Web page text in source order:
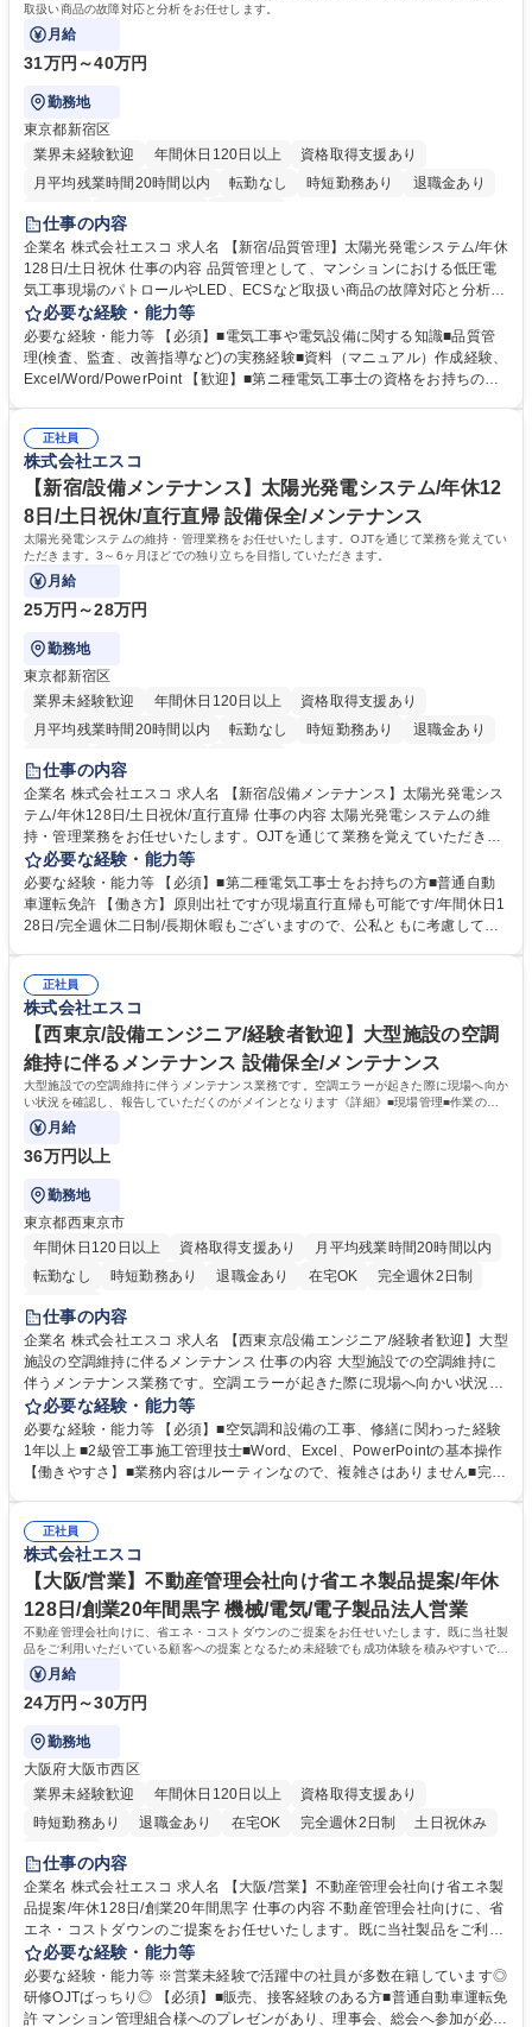
取扱い商品の故障対応と分析をお任せします。
月給
31万円～40万円
勤務地
東京都新宿区
業界未経験歓迎
年間休日120日以上
資格取得支援あり
月平均残業時間20時間以内
転勤なし 時短勤務あり
退職金あり
在宅OK
完全週休2日制
仕事の内容
企業名 株式会社エスコ 求人名 【新宿/品質管理】太陽光発電システム/年休
128日/土日祝休 仕事の内容 品質管理として、マンションにおける低圧電
気工事現場のパトロールやLED、ECSなど取扱い商品の故障対応と分析を
お任せします。 《詳細》■現場が安全を確保しつつ仕様通りに施工されて
いるか管理、指導■不点灯や不具合が起きた際に検査機を使用し原因調査
と分析《メイン製品》LED、電子ブレーカー等《研修》入社後は座学で商
品説明(電子ブレーカー分解等)を行い、小規模案件から実際に立ち会いを
す。 募集職種 【新宿/品質管理】太陽光発電システム/年休128日/土日祝休
必要な経験・能力等
必要な経験・能力等 【必須】■電気工事や電気設備に関する知識■品質管
理(検査、監査、改善指導など)の実務経験■資料（マニュアル）作成経験、
Excel/Word/PowerPoint 【歓迎】■第ニ種電気工事士の資格をお持ちの方■
現場直行直帰も可能です/年間休日128日/完全週休二日制/長期休暇もござ
いますので、公私ともに考慮して働くことができます【魅力】電気施工管
理、保安点検、営業などいろいろな職種にチャレンジできるプラットフォ
ームがあります。 学歴・資格 学歴：大学院 大学 高専 短大 専修学校 高校
語学力： 資格：
正社員
株式会社エスコ
【新宿/設備メンテナンス】太陽光発電システム/年休12
8日/土日祝休/直行直帰 設備保全/メンテナンス
太陽光発電システムの維持・管理業務をお任せいたします。OJTを通じて業務を覚えてい
ただきます。3～6ヶ月ほどでの独り立ちを目指していただきます。
月給
25万円～28万円
勤務地
東京都新宿区
業界未経験歓迎
年間休日120日以上
資格取得支援あり
月平均残業時間20時間以内
転勤なし 時短勤務あり
退職金あり
在宅OK
完全週休2日制
仕事の内容
企業名 株式会社エスコ 求人名 【新宿/設備メンテナンス】太陽光発電シス
テム/年休128日/土日祝休/直行直帰 仕事の内容 太陽光発電システムの維
持・管理業務をお任せいたします。OJTを通じて業務を覚えていただきま
す。3～6ヶ月ほどでの独り立ちを目指していただきます。 工場やドラッ
クストア、スーパーなどの店舗の屋根、遊休地に設置された発電設備、カ
ーポート型の発電設備など様々な現場で作業を行います。点検だけでな
く、故障した機器の交換、運転開始前の試験など、様々な業務を主に日中
発電システム/年休128日/土日祝休/直行直帰
必要な経験・能力等
必要な経験・能力等 【必須】■第二種電気工事士をお持ちの方■普通自動
車運転免許 【働き方】原則出社ですが現場直行直帰も可能です/年間休日1
28日/完全週休二日制/長期休暇もございますので、公私ともに考慮して働
正社員
株式会社エスコ
【西東京/設備エンジニア/経験者歓迎】大型施設の空調
維持に伴るメンテナンス 設備保全/メンテナンス
大型施設での空調維持に伴うメンテナンス業務です。空調エラーが起きた際に現場へ向か
い状況を確認し、報告していただくのがメインとなります《詳細》■現場管理■作業の立
会■写真撮影■報告、段取り■工事の事務
月給
36万円以上
勤務地
東京都西東京市
年間休日120日以上
資格取得支援あり
月平均残業時間20時間以内
転勤なし
時短勤務あり 退職金あり 在宅OK
完全週休2日制
服装自由
仕事の内容
企業名 株式会社エスコ 求人名 【西東京/設備エンジニア/経験者歓迎】大型
施設の空調維持に伴るメンテナンス 仕事の内容 大型施設での空調維持に
伴うメンテナンス業務です。空調エラーが起きた際に現場へ向かい状況を
確認し、報告していただくのがメインとなります《詳細》■現場管理■作業
の立会■写真撮影■報告、段取り■工事の事務 処理（安全書類、計画書類、
機器の仕様書 未経験可）■資料の作成 大手メーカー様の工場で空気調和設
備の計画更新および修繕の原因調査～更新・修繕案の策定、見積書の作成
ス
必要な経験・能力等
必要な経験・能力等 【必須】■空気調和設備の工事、修繕に関わった経験
1年以上 ■2級管工事施工管理技士■Word、Excel、PowerPointの基本操作
【働きやすさ】■業務内容はルーティンなので、複雑さはありません■完
グ企業として省エネ・コスト削減に向けた多岐にわたる事業を展開中。大
型マンション商業施設が学校法人など多数での導入実績有。大手自動車メ
ーカーや大手不動産飲食企業など盤石な取引体制があり、売上は右肩上が
りで上昇し続けています 学歴・資格 学歴：大学院 大学 高専 短大 専修学
校 高校 語学力： 資格：2級管工事施工管理技士
正社員
株式会社エスコ
【大阪/営業】不動産管理会社向け省エネ製品提案/年休
128日/創業20年間黒字 機械/電気/電子製品法人営業
不動産管理会社向けに、省エネ・コストダウンのご提案をお任せいたします。既に当社製
品をご利用いただいている顧客への提案となるため未経験でも成功体験を積みやすいで
す。飛び込み営業はありません。
月給
24万円～30万円
勤務地
大阪府大阪市西区
業界未経験歓迎
年間休日120日以上
資格取得支援あり
時短勤務あり
退職金あり 在宅OK 完全週休2日制
土日祝休み
服装自由
仕事の内容
企業名 株式会社エスコ 求人名 【大阪/営業】不動産管理会社向け省エネ製
品提案/年休128日/創業20年間黒字 仕事の内容 不動産管理会社向けに、省
エネ・コストダウンのご提案をお任せいたします。既に当社製品をご利用
いただいている顧客への提案となるため未経験でも成功体験を積みやすい
です。飛び込み営業はありません。 【研修】省エネ製品とは？など初歩的
な内容から丁寧にレクチャーし、早期に顧客提案できるようフォローしま
す【研修後】初年度は4-5社ほど担当いただきます。OJTから先輩社員が
必要な経験・能力等
必要な経験・能力等 ※営業未経験で活躍中の社員が多数在籍しています◎
研修OJTばっちり◎ 【必須】■販売、接客経験のある方■普通自動車運転免
許 マンション管理組合様へのプレゼンがあり、理事会、総会へ参加が必要